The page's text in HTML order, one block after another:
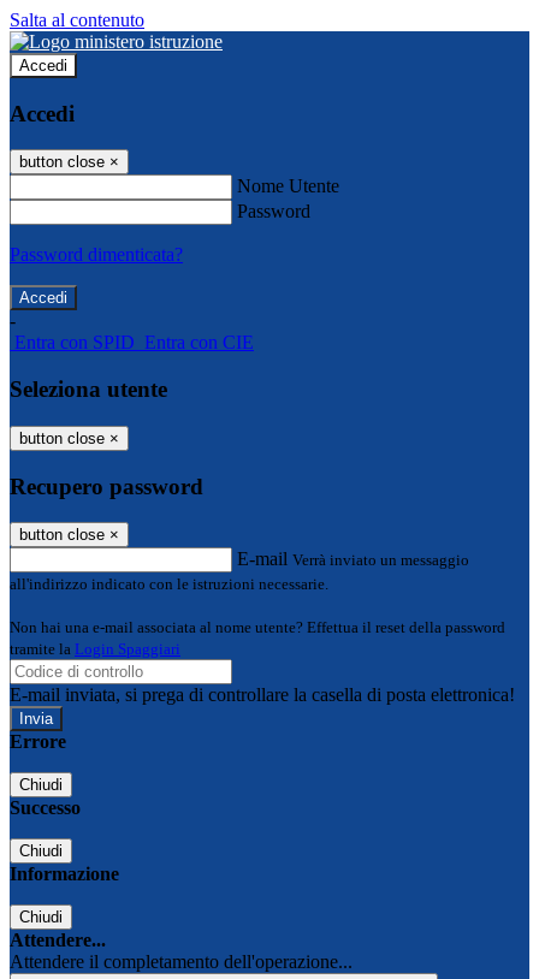
Salta al contenuto
Accedi
Accedi
button close ×
Nome Utente
Password
Password dimenticata?
-
Entra con SPID Entra con CIE
Seleziona utente
button close ×
Recupero password
button close ×
E-mail Verrà inviato un messaggio
all'indirizzo indicato con le istruzioni necessarie.
Non hai una e-mail associata al nome utente? Effettua il reset della password
tramite la Login Spaggiari
E-mail inviata, si prega di controllare la casella di posta elettronica!
Errore
Chiudi
Successo
Chiudi
Informazione
Chiudi
Attendere...
Attendere il completamento dell'operazione...